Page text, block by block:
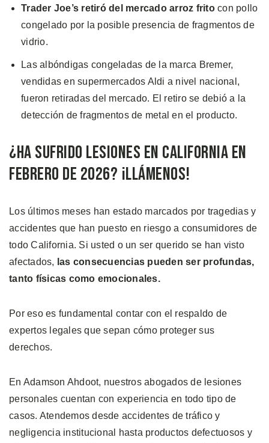
Trader Joe’s retiró del mercado arroz frito con pollo
congelado por la posible presencia de fragmentos de
vidrio.
Las albóndigas congeladas de la marca Bremer,
vendidas en supermercados Aldi a nivel nacional,
fueron retiradas del mercado. El retiro se debió a la
detección de fragmentos de metal en el producto.
¿Ha Sufrido Lesiones en California en
Febrero de 2026? ¡Llámenos!
Los últimos meses han estado marcados por tragedias y
accidentes que han puesto en riesgo a consumidores de
todo California. Si usted o un ser querido se han visto
afectados, las consecuencias pueden ser profundas,
tanto físicas como emocionales.
Por eso es fundamental contar con el respaldo de
expertos legales que sepan cómo proteger sus
derechos.
En Adamson Ahdoot, nuestros abogados de lesiones
personales cuentan con experiencia en todo tipo de
casos. Atendemos desde accidentes de tráfico y
negligencia institucional hasta productos defectuosos y